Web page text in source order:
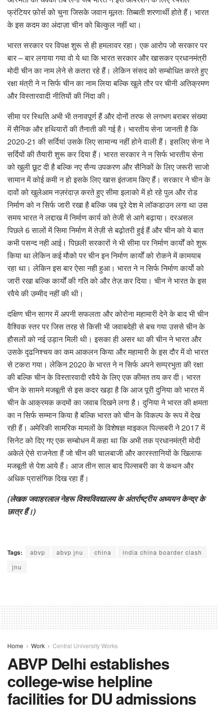
फ्रंटियर फ़ोर्स को चुना जिसके जवान मूलतः तिब्बती शरणार्थी होते हैं। भारत
के इस कदम का अंदाज़ा चीन को बिल्कुल नहीं था।
भारत सरकार पर विपक्ष शुरू से ही हमलावर रहा। एक आरोप जो सरकार पर
बार – बार लगाया गया वो ये था कि भारत सरकार और खासकर प्रधानमंत्री
मोदी चीन का नाम लेने से कतरा रहे हैं। लेकिन संसद को सम्बोधित करते हुए
रक्षा मंत्री ने न सिर्फ चीन का नाम लिया बल्कि खुले तौर पर चीनी अतिक्रमण
और विस्तारवादी नीतियों की निंदा की।
सीमा पर स्थिति अभी भी तनावपूर्ण हैं और दोनों तरफ से लगभग बराबर संख्या
में सैनिक और हथियारों की तैनाती की गई है। भारतीय सेना जानती है कि
2020-21 की सर्दियां उसके लिए सामान्य नहीं होने वाली हैं। इसलिए सेना ने
सर्दियों की तैयारी शुरू कर दिया हैं। भारत सरकार ने न सिर्फ भारतीय सेना
को खुली छूट दी है बल्कि नए सैन्य उपकरण और सैनिकों के लिए जरूरी साजो
सामान में कोई कमी न हो इसके लिए खास इंतजाम किए हैं। सरकार ने चीन के
दावों को खुलेआम नज़रंदाज़ करते हुए सीमा इलाको में हो रहे पुल और रोड
निर्माण को न सिर्फ जारी रखा है बल्कि जब पूरे देश मे लॉकडाउन लगा था उस
समय भारत ने लद्दाख में निर्माण कार्य को तेजी से आगे बढ़ाया। दरअसल
पिछले 6 सालों में सिमा निर्माण में तेज़ी से बढ़ोतरी हुई हैं और चीन को ये बात
कभी पसन्द नही आई। पिछली सरकारों ने भी सीमा पर निर्माण कार्यों को शुरू
किया था लेकिन कई मौको पर चीन इन निर्माण कार्यों को रोकने में कामयाब
रहा था। लेकिन इस बार ऐसा नही हुआ। भारत ने न सिर्फ निर्माण कार्यो को
जारी रखा बल्कि कार्यों की गति को और तेज़ कर दिया। चीन ने भारत के इस
रवैये की उम्मीद नहीं की थी।
दक्षिण चीन सागर में अपनी सफलता और कोरोना महामारी देने के बाद भी चीन
वैश्विक स्तर पर जिस तरह से किसी भी जवाबदेही से बच गया उससे चीन के
हौसलों को नई उड़ान मिली थी। इसका ही असर था की चीन ने भारत और
उसके दृढनिश्चय का कम आकलन किया और महामारी के इस दौर में वो भारत
से टकरा गया। लेकिन 2020 के भारत ने न सिर्फ अपने सम्प्रभुता की रक्षा
की बल्कि चीन के विस्तारवादी रवैये के लिए एक कीमत तय कर दी। भारत
चीन के सामने मजबूती से इस कदर खड़ा है कि आज पूरी दुनिया को भारत में
चीन के आक्रमक कदमों का जवाब दिखने लगा है। दुनिया ने भारत की क्षमता
का न सिर्फ सम्मान किया है बल्कि भारत को चीन के विकल्प के रूप में देख
रही हैं। अमेरिकी सामरिक मामलों के विशेषज्ञ माइकल पिल्सबरी ने 2017 में
सिनेट को दिए गए एक सम्बोधन में कहा था कि अभी तक प्रधानमंत्री मोदी
अकेले ऐसे राजनेता हैं जो चीन की चालबाजी और कारस्तानियों के खिलाफ
मजबूती से पेश आये हैं। आज तीन साल बाद पिल्सबरी का ये कथन और
अधिक प्रासंगिक दिख रहा हैं।
(लेखक जवाहरलाल नेहरू विश्वविवद्यालय के अंतर्राष्ट्रीय अध्ययन केन्द्र के
छात्र हैं।)
Tags: abvp abvp jnu china
india china boarder clash
jnu
Home Work Central University Works
ABVP Delhi establishes
college-wise helpline
facilities for DU admissions